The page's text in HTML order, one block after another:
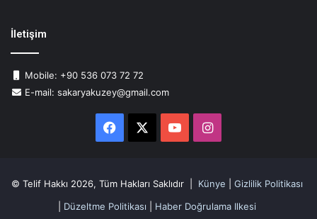
İletişim
Mobile: +90 536 073 72 72
E-mail: sakaryakuzey@gmail.com
Facebook YouTubeInstagram
© Telif Hakkı 2026, Tüm Hakları Saklıdır | Künye
Gizlilik Politikası
Düzeltme Politikası Haber Doğrulama Ilkesi